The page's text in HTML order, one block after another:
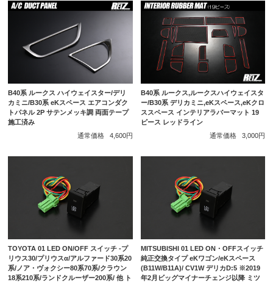
B40系 ルークス ハイウェイスター/デリ
カミニ/B30系 eKスペース エアコンダク
トパネル 2P サテンメッキ調 両面テープ
施工済み
通常価格
4,600円
B40系 ルークス,ルークスハイウェイスタ
ー/B30系 デリカミニ,eKスペース,eKクロ
ススペース インテリアラバーマット 19
ピース レッドライン
通常価格
3,000円
TOYOTA 01 LED ON/OFF スイッチ -プ
リウス30/プリウスα/アルファード30系20
系/ノア・ヴォクシー80系70系/クラウン
18系210系/ランドクルーザー200系/ 他 ト
MITSUBISHI 01 LED ON・OFFスイッチ
純正交換タイプ eKワゴン/eKスペース
(B11W/B11A)/ CV1W デリカD:5 ※2019
年2月ビッグマイナーチェンジ以降 ミツ